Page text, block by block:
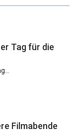
Tag für die
Filmabende